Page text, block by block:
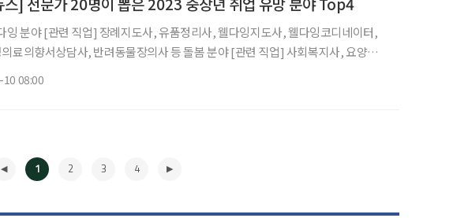
잉 분야 [관련 직업] 장례지도사, 유품정리사, 웰다잉지도사, 웰다잉코디네이터,
서상담사, 반려동물장의사 등 돌봄 분야 [관련 직업] 사회복지사, 요양보
08:00
1 2 3 4